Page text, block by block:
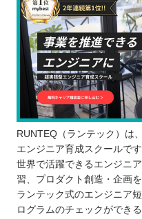
RUNTEQ（ランテック）は
エンジニア育成スクールです
世界で活躍できるエンジニ
習、プロダクト創造・企画を
ランテック式のエンジニア
ログラムのチェックができ